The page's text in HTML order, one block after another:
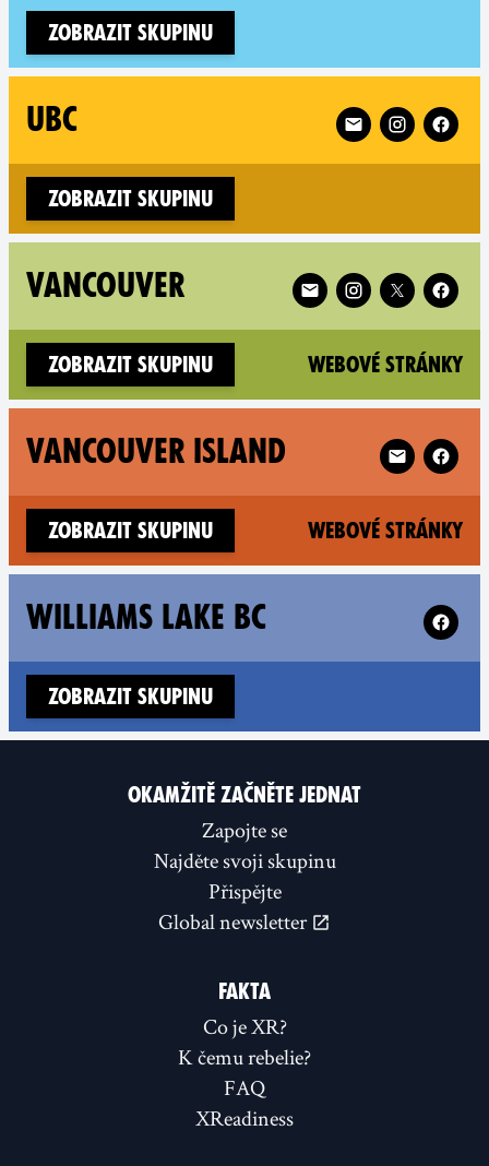
Zobrazit skupinu
UBC Follow XR UBC on
Zobrazit skupinu
VANCOUVER Follow XR Vancouver on
Zobrazit skupinu Webové stránky
VANCOUVER ISLAND Follow XR
Zobrazit skupinu Webové stránky
WILLIAMS LAKE BC Follow
Zobrazit skupinu
OKAMŽITĚ ZAČNĚTE JEDNAT
Zapojte se
Najděte svoji skupinu
Přispějte
Global newsletter
FAKTA
Co je XR?
K čemu rebelie?
FAQ
XReadiness